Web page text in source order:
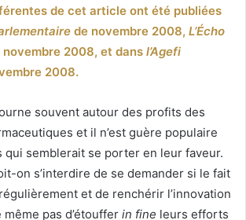
de cet article ont été publiées
de novembre 2008, L’Écho
2008, et dans l’Agefi
2008.
souvent autour des profits des
et il n’est guère populaire
qui semblerait se porter en leur faveur.
on s’interdire de se demander si le fait
et de renchérir l’innovation
pas d’étouffer in fine leurs efforts